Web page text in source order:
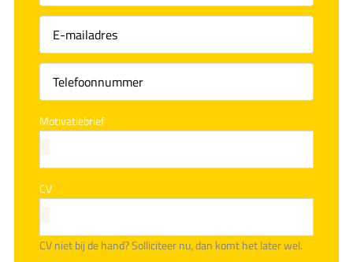
Achternaam
(Vereist)
Motivatiebrief
CV
CV niet bij de hand? Solliciteer nu, dan komt het later wel.